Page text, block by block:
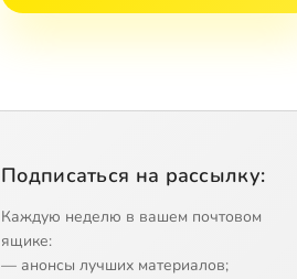
Подписаться на рассылку:
Каждую неделю в вашем почтовом
ящике:
— анонсы лучших материалов;